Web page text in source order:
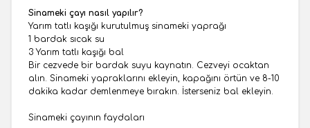
Sinameki çayı nasıl yapılır?
Yarım tatlı kaşığı kurutulmuş sinameki yaprağı
1 bardak sıcak su
3 Yarım tatlı kaşığı bal
Bir cezvede bir bardak suyu kaynatın. Cezveyi ocaktan
alın. Sinameki yapraklarını ekleyin, kapağını örtün ve 8-10
dakika kadar demlenmeye bırakın. İsterseniz bal ekleyin.
Sinameki çayının faydaları